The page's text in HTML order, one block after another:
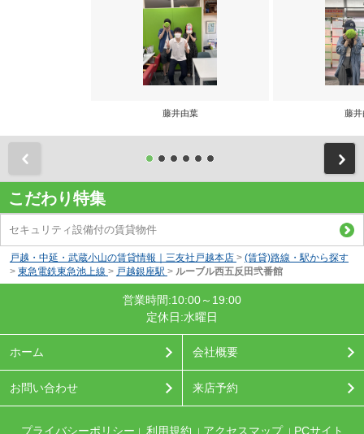
藤井由葉 藤井
こだわり特集
セキュリティ設備付の賃貸物件
戸越・中延・武蔵小山の賃貸情報｜三友社戸越本店 > (賃貸)路線・駅から探す
> 東急電鉄東急池上線 > 戸越銀座駅 > ルーブル西五反田弐番館
営業時間:10:00～19:00
定休日:水曜日
ホーム 会社概要
お問い合わせ 来店予約
プライバシーポリシー ｜ 利用規約 ｜ アクセスマップ ｜ PCサイト